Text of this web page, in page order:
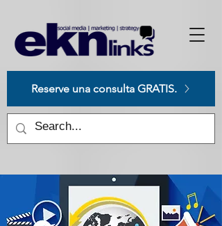
website
includes
accessibility
Reserve una consulta GRATIS.